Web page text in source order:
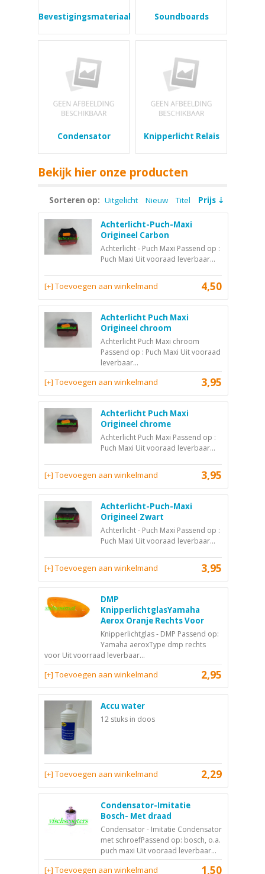
Bevestigingsmateriaal Soundboards
Condensator Knipperlicht Relais
Bekijk hier onze producten
Sorteren op: Uitgelicht Nieuw Titel Prijs
Achterlicht-Puch-Maxi
Origineel Carbon
Achterlicht - Puch Maxi Passend op :
Puch Maxi Uit vooraad leverbaar...
4,50
[+] Toevoegen aan winkelmand
Achterlicht Puch Maxi
Origineel chroom
Achterlicht Puch Maxi chroom
Passend op : Puch Maxi Uit vooraad
leverbaar...
3,95
[+] Toevoegen aan winkelmand
Achterlicht Puch Maxi
Origineel chrome
Achterlicht Puch Maxi Passend op :
Puch Maxi Uit vooraad leverbaar...
3,95
[+] Toevoegen aan winkelmand
Achterlicht-Puch-Maxi
Origineel Zwart
Achterlicht - Puch Maxi Passend op :
Puch Maxi Uit vooraad leverbaar...
3,95
[+] Toevoegen aan winkelmand
DMP
KnipperlichtglasYamaha
Aerox Oranje Rechts Voor
Knipperlichtglas - DMP Passend op:
Yamaha aeroxType dmp rechts
voor Uit voorraad leverbaar...
2,95
[+] Toevoegen aan winkelmand
Accu water
12 stuks in doos
2,29
[+] Toevoegen aan winkelmand
Condensator-Imitatie
Bosch- Met draad
Condensator - Imitatie Condensator
met schroefPassend op: bosch, o.a.
puch maxi Uit vooraad leverbaar...
1,50
[+] Toevoegen aan winkelmand